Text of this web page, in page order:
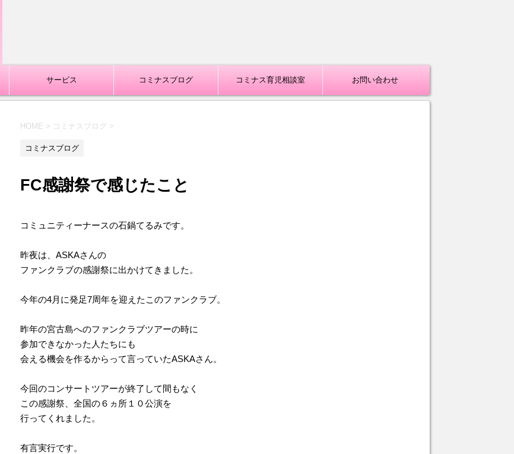
サービス コミナスブログ コミナス育児相談室 お問い合わせ
HOME > コミナスブログ >
コミナスブログ
FC感謝祭で感じたこと
コミュニティーナースの石鍋てるみです。
昨夜は、ASKAさんの
ファンクラブの感謝祭に出かけてきました。
今年の4月に発足7周年を迎えたこのファンクラブ。
昨年の宮古島へのファンクラブツアーの時に
参加できなかった人たちにも
会える機会を作るからって言っていたASKAさん。
今回のコンサートツアーが終了して間もなく
この感謝祭、全国の６ヵ所１０公演を
行ってくれました。
有言実行です。